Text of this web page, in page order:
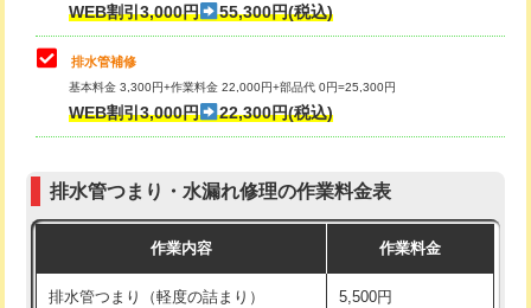
コンクリート斫り（厚さ10㎝超え）
モルタル補修（厚さ10㎝まで）
モルタル補修（厚さ10㎝超え）
追加人工 16,500円
現場見積
交換・取付(混合水栓（壁付・デッキ
式・ワンホール）)
16,500円+材料費
交換・取付(排水栓・排水トラップ
交換・取付（その他部品） 11,000円+材料費
持込商品取付（単水栓） 13,200円
持込商品取付（混合水栓） 16,500円
WEB割引3,000円 55,300円(税込)
排水管補修
基本料金 3,300円+作業料金 22,000円+部品代 0円=25,300円
WEB割引3,000円 22,300円(税込)
排水管つまり・水漏れ修理の作業料金表
作業内容 作業料金
排水管つまり（軽度の詰まり） 5,500円